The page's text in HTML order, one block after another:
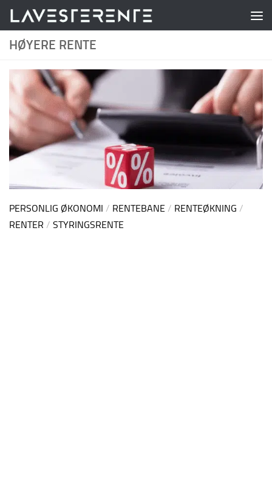
Skip to content
HØYERE RENTE
PERSONLIG ØKONOMI / RENTEBANE / RENTEØKNING /
RENTER / STYRINGSRENTE